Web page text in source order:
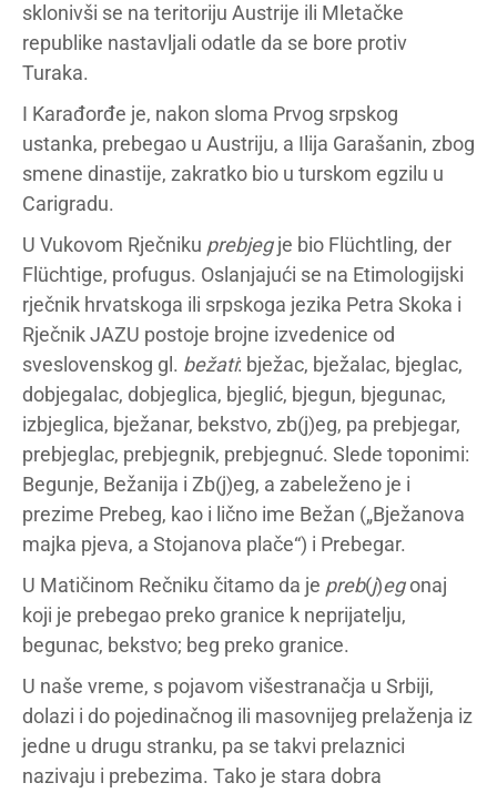
sklonivši se na teritoriju Austrije ili Mletačke
republike nastavljali odatle da se bore protiv
Turaka.
I Karađorđe je, nakon sloma Prvog srpskog
ustanka, prebegao u Austriju, a Ilija Garašanin, zbog
smene dinastije, zakratko bio u turskom egzilu u
Carigradu.
U Vukovom Rječniku prebjegje bio Flüchtling, der
Flüchtige, profugus. Oslanjajući se na Etimologijski
rječnik hrvatskoga ili srpskoga jezika Petra Skoka i
Rječnik JAZU postoje brojne izvedenice od
sveslovenskog gl. bežati: bježac, bježalac, bjeglac,
dobjegalac, dobjeglica, bjeglić, bjegun, bjegunac,
izbjeglica, bježanar, bekstvo, zb(j)eg, pa prebjegar,
prebjeglac, prebjegnik, prebjegnuć. Slede toponimi:
Begunje, Bežanija i Zb(j)eg, a zabeleženo je i
prezime Prebeg, kao i lično ime Bežan („Bježanova
majka pjeva, a Stojanova plače“) i Prebegar.
U Matičinom Rečniku čitamo da je preb(j)egonaj
koji je prebegao preko granice k neprijatelju,
begunac, bekstvo; beg preko granice.
U naše vreme, s pojavom višestranačja u Srbiji,
dolazi i do pojedinačnog ili masovnijeg prelaženja iz
jedne u drugu stranku, pa se takvi prelaznici
nazivaju i prebezima. Tako je stara dobra